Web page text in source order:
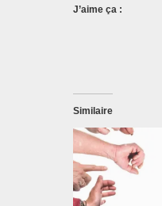
J’aime ça :
Similaire